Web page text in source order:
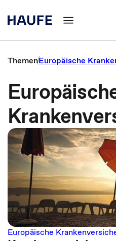
ThemenEuropäische
Europäische